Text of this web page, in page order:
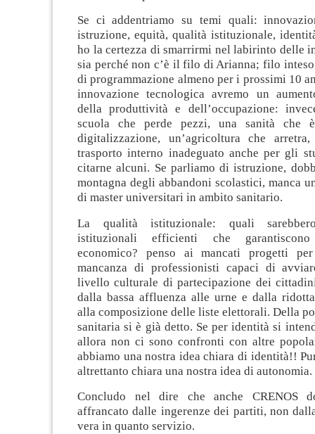
Se ci addentriamo su temi quali:
istruzione, equità, qualità istituzionale,
ho la certezza di smarrirmi nel labirinto delle
sia perché non c’è il filo di Arianna; filo
di programmazione almeno per i prossimi 10
innovazione tecnologica avremo un
della produttività e dell’occupazione:
scuola che perde pezzi, una sanità che
digitalizzazione, un’agricoltura che
trasporto interno inadeguato anche per gli
citarne alcuni. Se parliamo di istruzione,
montagna degli abbandoni scolastici, manca
di master universitari in ambito sanitario.
La qualità istituzionale: quali
istituzionali efficienti che
economico? penso ai mancati progetti
mancanza di professionisti capaci di
livello culturale di partecipazione dei
dalla bassa affluenza alle urne e dalla
alla composizione delle liste elettorali. Della
sanitaria si è già detto. Se per identità si
allora non ci sono confronti con altre
abbiamo una nostra idea chiara di identità!!
altrettanto chiara una nostra idea di autonomia.
Concludo nel dire che anche CRENOS
affrancato dalle ingerenze dei partiti, non
vera in quanto servizio.